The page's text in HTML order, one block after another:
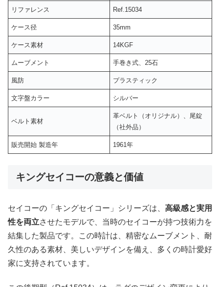
リファレンス Ref.15034
ケース径 35mm
ケース素材 14KGF
ムーブメント 手巻き式、25石
風防 プラスティック
文字盤カラー シルバー
ベルト素材
革ベルト（オリジナル）、尾錠
（社外品）
販売開始 製造年 1961年
キングセイコーの意義と価値
セイコーの「キングセイコー」シリーズは、 高級感と実用
性を両立させたモデルで、当時のセイコーが持つ技術力を
結集した製品です。この時計は、精密なムーブメント、耐
久性のある素材、美しいデザインを備え、多くの時計愛好
家に支持されています。